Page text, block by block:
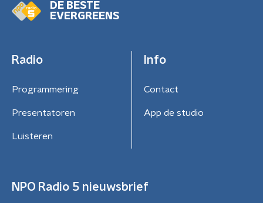
DE BESTE
EVERGREENS
Radio
Programmering
Presentatoren
Luisteren
Info
Contact
App de studio
NPO Radio 5 nieuwsbrief